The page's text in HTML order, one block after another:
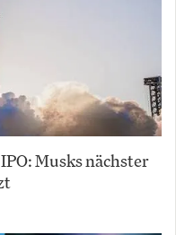
Musks nächster